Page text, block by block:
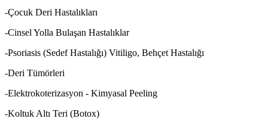
-Çocuk Deri Hastalıkları
-Cinsel Yolla Bulaşan Hastalıklar
-Psoriasis (Sedef Hastalığı) Vitiligo, Behçet Hastalığı
-Deri Tümörleri
-Elektrokoterizasyon - Kimyasal Peeling
-Koltuk Altı Teri (Botox)